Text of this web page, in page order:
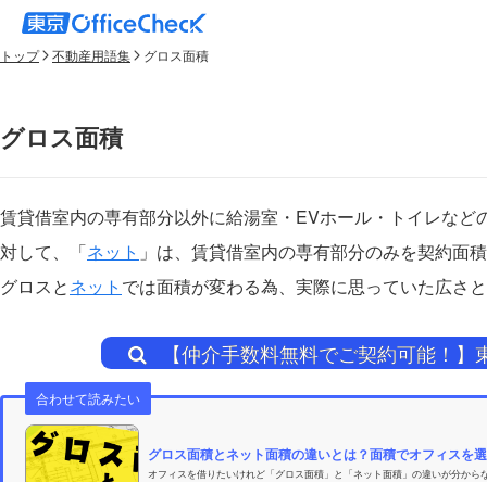
トップ 不動産用語集 グロス面積
グロス面積
賃貸借室内の専有部分以外に給湯室・EVホール・トイレな
対して、「ネット 」は、賃貸借室内の専有部分のみを契約面
グロスとネット では面積が変わる為、実際に思っていた広さ
【仲介手数料無料でご契約可能！
合わせて読みたい
グロス面積とネット面積の違いとは？面積でオフィスを
オフィスを借りたいけれど「グロス面積」と「ネット面積」の違いが分か